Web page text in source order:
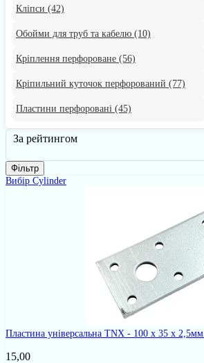
Кліпси (42)
Обойми для труб та кабелю (10)
Кріплення перфороване (56)
Кріпильний куточок перфорований (77)
Пластини перфоровані (45)
За рейтингом
Фільтр
Вибір Cylinder
Пластина універсальна TNX - 100 x 35 x 2,5мм
15,00